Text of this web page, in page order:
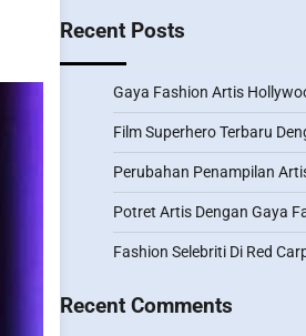
Recent Posts
Gaya Fashion Artis
Film Superhero Terbaru
Perubahan Penampilan
Potret Artis Dengan Gaya
Fashion Selebriti Di Red
Recent Comments